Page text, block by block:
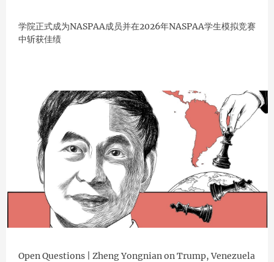
学院正式成为NASPAA成员并在2026年NASPAA学生模拟竞赛
中斩获佳绩
Open Questions | Zheng Yongnian on Trump, Venezuela